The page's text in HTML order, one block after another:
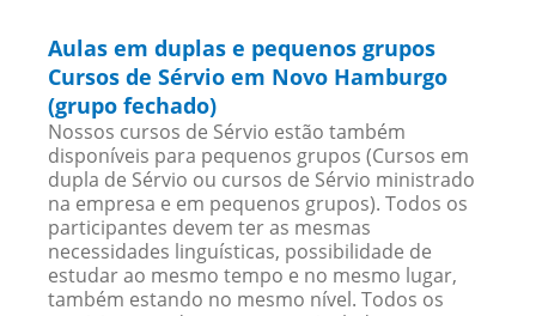
Aulas em duplas e pequenos grupos
Cursos de Sérvio em Novo Hamburgo
(grupo fechado)
Nossos cursos de Sérvio estão também
disponíveis para pequenos grupos (Cursos em
dupla de Sérvio ou cursos de Sérvio ministrado
na empresa e em pequenos grupos). Todos os
participantes devem ter as mesmas
necessidades linguísticas, possibilidade de
estudar ao mesmo tempo e no mesmo lugar,
também estando no mesmo nível. Todos os